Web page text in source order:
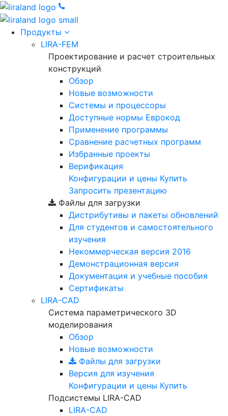
Продукты
LIRA-FEM
Проектирование и расчет строительных
конструкций
Обзор
Новые возможности
Cистемы и процессоры
Доступные нормы Еврокод
Применение программы
Сравнение расчетных программ
Избранные проекты
Верификация
Конфигурации и цены Купить
Запросить презентацию
Файлы для загрузки
Дистрибутивы и пакеты обновлений
Для студентов и самостоятельного
изучения
Некоммерческая версия 2016
Демонстрационная версия
Документация и учебные пособия
Сертификаты
LIRA-CAD
Система параметрического 3D
моделирования
Обзор
Новые возможности
Файлы для загрузки
Версия для изучения
Конфигурации и цены Купить
Подсистемы LIRA-CAD
LIRA-CAD